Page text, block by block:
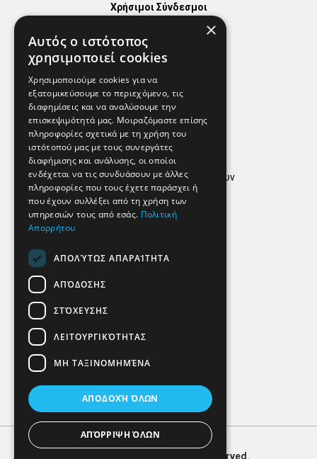
Χρήσιμοι Σύνδεσμοι
Χρήσιμα Τηλέφωνα
Εφημερεύοντα Φαρμακεία
Απόρρητο
Όροι Χρήσης
Πολιτική προστασίας δεδομένων
Findhere
Social Media
HERE. All Rights Reserved.
×
Αυτός ο ιστότοπος
χρησιμοποιεί cookies
Χρησιμοποιούμε cookies για να
εξατομικεύσουμε το περιεχόμενο, τις
διαφημίσεις και να αναλύσουμε την
επισκεψιμότητά μας. Μοιραζόμαστε επίσης
πληροφορίες σχετικά με τη χρήση του
ιστότοπού μας με τους συνεργάτες
διαφήμισης και ανάλυσης, οι οποίοι
ενδέχεται να τις συνδυάσουν με άλλες
πληροφορίες που τους έχετε παράσχει ή
που έχουν συλλέξει από τη χρήση των
υπηρεσιών τους από εσάς. Πολιτική
Απορρήτου
ΑΠΟΛΎΤΩΣ ΑΠΑΡΑΊΤΗΤΑ
ΑΠΌΔΟΣΗΣ
ΣΤΌΧΕΥΣΗΣ
ΛΕΙΤΟΥΡΓΙΚΌΤΗΤΑΣ
ΜΗ ΤΑΞΙΝΟΜΗΜΈΝΑ
ΑΠΟΔΟΧΉ ΌΛΩΝ
ΑΠΌΡΡΙΨΗ ΌΛΩΝ